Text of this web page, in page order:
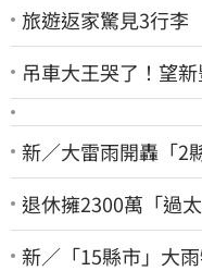
旅遊返家驚見3行
吊車大王哭了！望
新／大雷雨開轟「
退休擁2300萬「過
新／「15縣市」大